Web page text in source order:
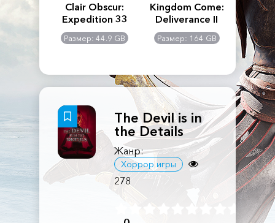
Creed
Clair Obscur:
Expedition 33
Размер: 44.9 GB
Kingdom Come:
Deliverance II
Размер: 164 GB
The
The Devil is in
the Details
Жанр:
Хоррор игры
278